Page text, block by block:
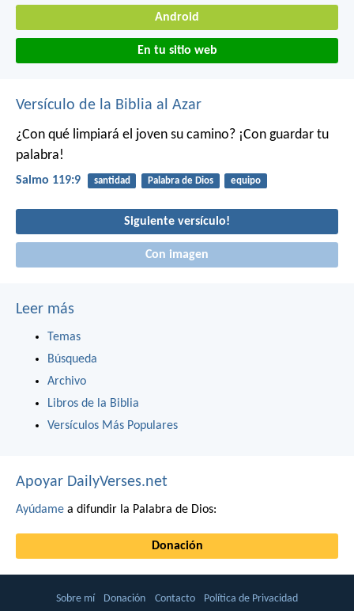
Android
En tu sitio web
Versículo de la Biblia al Azar
¿Con qué limpiará el joven su camino? ¡Con guardar tu
palabra!
Salmo 119:9 santidad Palabra de Dios equipo
Siguiente versículo!
Con imagen
Leer más
Temas
Búsqueda
Archivo
Libros de la Biblia
Versículos Más Populares
Apoyar DailyVerses.net
Ayúdame a difundir la Palabra de Dios:
Donación
Sobre mí Donación Contacto Política de Privacidad